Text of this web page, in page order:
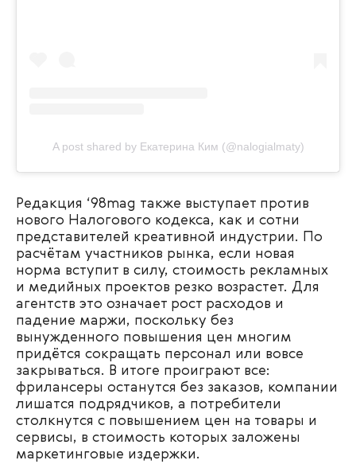
A post shared by Екатерина Ким (@nalogialmaty)
Редакция ‘98mag также выступает против
нового Налогового кодекса, как и сотни
представителей креативной индустрии. По
расчётам участников рынка, если новая
норма вступит в силу, стоимость рекламных
и медийных проектов резко возрастет. Для
агентств это означает рост расходов и
падение маржи, поскольку без
вынужденного повышения цен многим
придётся сокращать персонал или вовсе
закрываться. В итоге проиграют все:
фрилансеры останутся без заказов, компании
лишатся подрядчиков, а потребители
столкнутся с повышением цен на товары и
сервисы, в стоимость которых заложены
маркетинговые издержки.